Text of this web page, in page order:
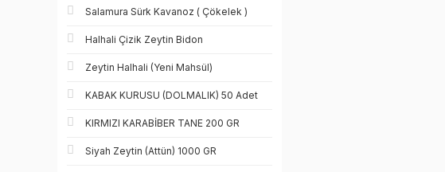
Salamura Sürk Kavanoz ( Çökelek )
Halhali Çizik Zeytin Bidon
Zeytin Halhali (Yeni Mahsül)
KABAK KURUSU (DOLMALIK) 50 Adet
KIRMIZI KARABİBER TANE 200 GR
Siyah Zeytin (Attün) 1000 GR